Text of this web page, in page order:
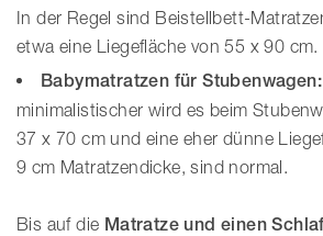
In der Regel sind Beistellbett-
etwa eine Liegefläche von 55 x 90 cm.
Babymatratzen für Stubenwagen:
minimalistischer wird es beim
37 x 70 cm und eine eher dünne
9 cm Matratzendicke, sind normal.
Bis auf die Matratze und einen